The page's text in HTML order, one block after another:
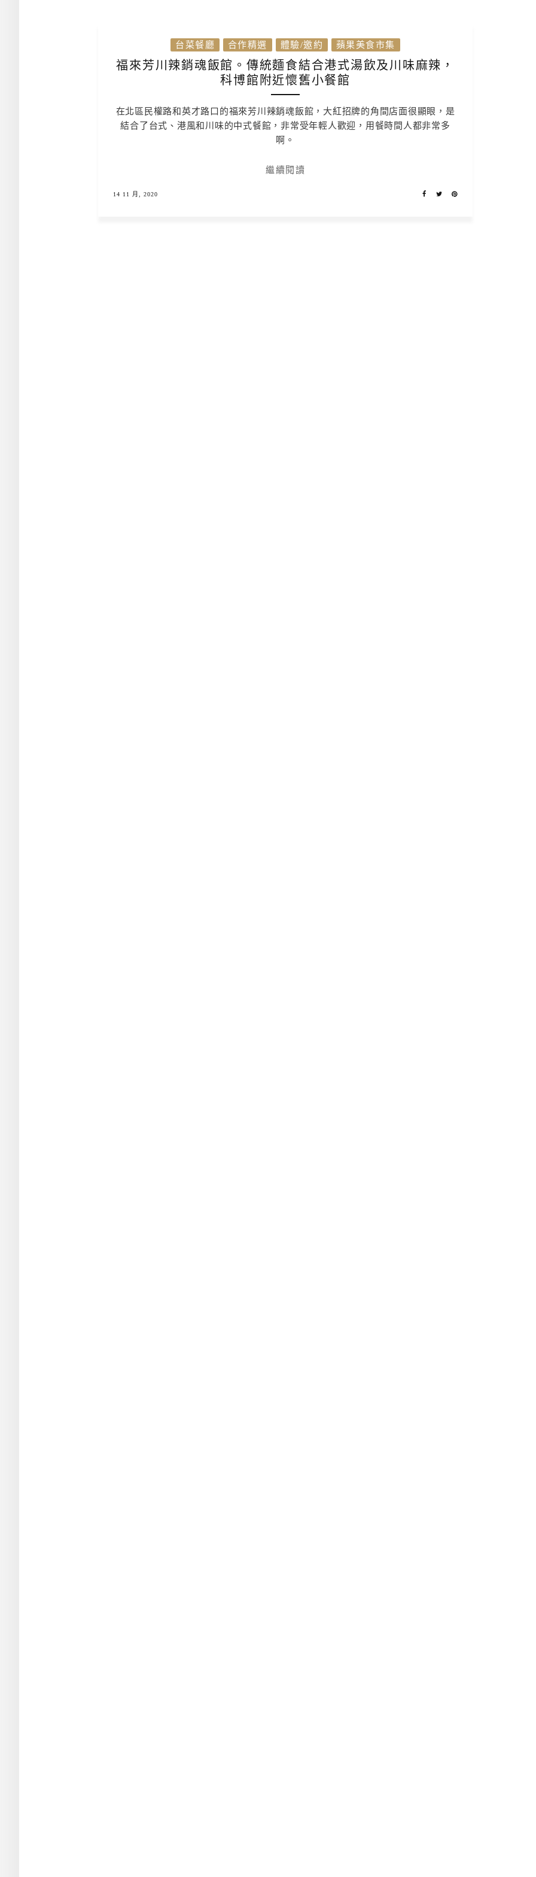
台菜餐廳 合作精選 體驗/邀約 蘋果美食市集
福來芳川辣銷魂飯館。傳統麵食結合港式湯飲及川味麻辣，
科博館附近懷舊小餐館
在北區民權路和英才路口的福來芳川辣銷魂飯館，大紅招牌的角間店面很顯眼，是
結合了台式、港風和川味的中式餐館，非常受年輕人歡迎，用餐時間人都非常多
啊。
繼續閱讀
14 11 月, 2020